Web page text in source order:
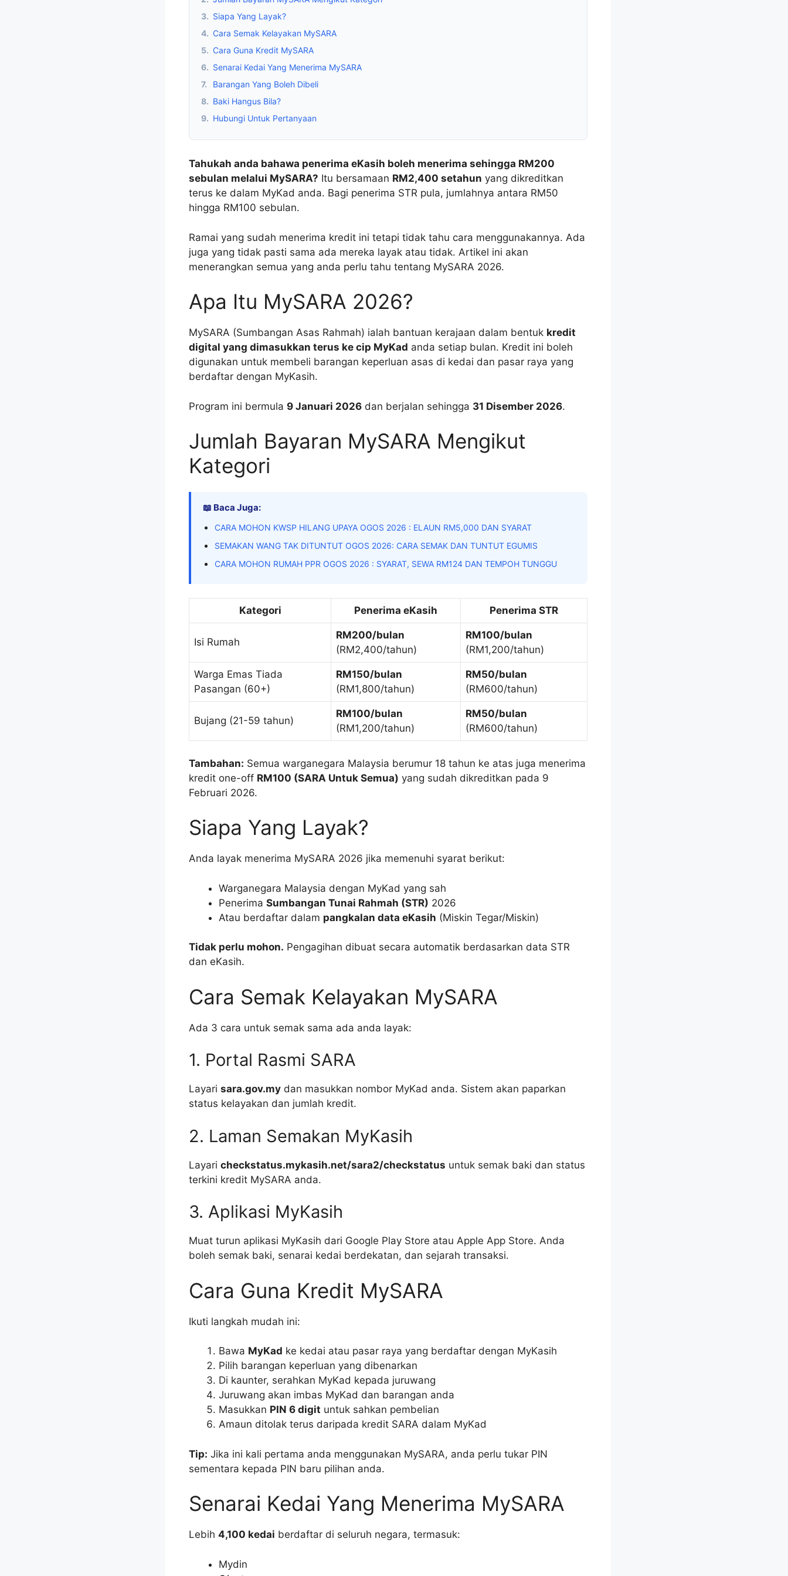
3. Siapa Yang Layak?
4. Cara Semak Kelayakan MySARA
5. Cara Guna Kredit MySARA
6. Senarai Kedai Yang Menerima MySARA
7.
Barangan Yang Boleh Dibeli
8. Baki Hangus Bila?
9. Hubungi Untuk Pertanyaan
Tahukah anda bahawa penerima eKasih boleh menerima sehingga RM200
sebulan melalui MySARA? Itu bersamaan RM2,400 setahun yang dikreditkan
terus ke dalam MyKad anda. Bagi penerima STR pula, jumlahnya antara RM50
hingga RM100 sebulan.
Ramai yang sudah menerima kredit ini tetapi tidak tahu cara menggunakannya. Ada
juga yang tidak pasti sama ada mereka layak atau tidak. Artikel ini akan
menerangkan semua yang anda perlu tahu tentang MySARA 2026.
Apa Itu MySARA 2026?
MySARA (Sumbangan Asas Rahmah) ialah bantuan kerajaan dalam bentuk kredit
digital yang dimasukkan terus ke cip MyKad anda setiap bulan. Kredit ini boleh
digunakan untuk membeli barangan keperluan asas di kedai dan pasar raya yang
berdaftar dengan MyKasih.
Program ini bermula 9 Januari 2026 dan berjalan sehingga 31 Disember 2026.
Jumlah Bayaran MySARA Mengikut
Kategori
📖 Baca Juga:
CARA MOHON KWSP HILANG UPAYA OGOS 2026 : ELAUN RM5,000 DAN SYARAT
SEMAKAN WANG TAK DITUNTUT OGOS 2026: CARA SEMAK DAN TUNTUT EGUMIS
CARA MOHON RUMAH PPR OGOS 2026 : SYARAT, SEWA RM124 DAN TEMPOH TUNGGU
Kategori Penerima eKasih Penerima STR
Isi Rumah
RM200/bulan
(RM2,400/tahun)
RM100/bulan
(RM1,200/tahun)
Warga Emas Tiada
Pasangan (60+)
RM150/bulan
(RM1,800/tahun)
RM50/bulan
(RM600/tahun)
Bujang (21-59 tahun)
RM100/bulan
(RM1,200/tahun)
RM50/bulan
(RM600/tahun)
Tambahan: Semua warganegara Malaysia berumur 18 tahun ke atas juga menerima
kredit one-off RM100 (SARA Untuk Semua) yang sudah dikreditkan pada 9
Februari 2026.
Siapa Yang Layak?
Anda layak menerima MySARA 2026 jika memenuhi syarat berikut:
Warganegara Malaysia dengan MyKad yang sah
Penerima Sumbangan Tunai Rahmah (STR) 2026
Atau berdaftar dalam pangkalan data eKasih (Miskin Tegar/Miskin)
Tidak perlu mohon. Pengagihan dibuat secara automatik berdasarkan data STR
dan eKasih.
Cara Semak Kelayakan MySARA
Ada 3 cara untuk semak sama ada anda layak:
1. Portal Rasmi SARA
Layari sara.gov.my dan masukkan nombor MyKad anda. Sistem akan paparkan
status kelayakan dan jumlah kredit.
2. Laman Semakan MyKasih
Layari checkstatus.mykasih.net/sara2/checkstatus untuk semak baki dan status
terkini kredit MySARA anda.
3. Aplikasi MyKasih
Muat turun aplikasi MyKasih dari Google Play Store atau Apple App Store. Anda
boleh semak baki, senarai kedai berdekatan, dan sejarah transaksi.
Cara Guna Kredit MySARA
Ikuti langkah mudah ini:
Bawa MyKad ke kedai atau pasar raya yang berdaftar dengan MyKasih
Pilih barangan keperluan yang dibenarkan
Di kaunter, serahkan MyKad kepada juruwang
Juruwang akan imbas MyKad dan barangan anda
Masukkan PIN 6 digit untuk sahkan pembelian
Amaun ditolak terus daripada kredit SARA dalam MyKad
Tip: Jika ini kali pertama anda menggunakan MySARA, anda perlu tukar PIN
sementara kepada PIN baru pilihan anda.
Senarai Kedai Yang Menerima MySARA
Lebih 4,100 kedai berdaftar di seluruh negara, termasuk:
Mydin